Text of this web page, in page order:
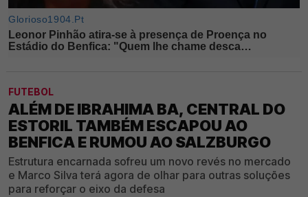
FUTEBOL
ALÉM DE IBRAHIMA BA, CENTRAL DO
ESTORIL TAMBÉM ESCAPOU AO
BENFICA E RUMOU AO SALZBURGO
Estrutura encarnada sofreu um novo revés no mercado
e Marco Silva terá agora de olhar para outras soluções
para reforçar o eixo da defesa